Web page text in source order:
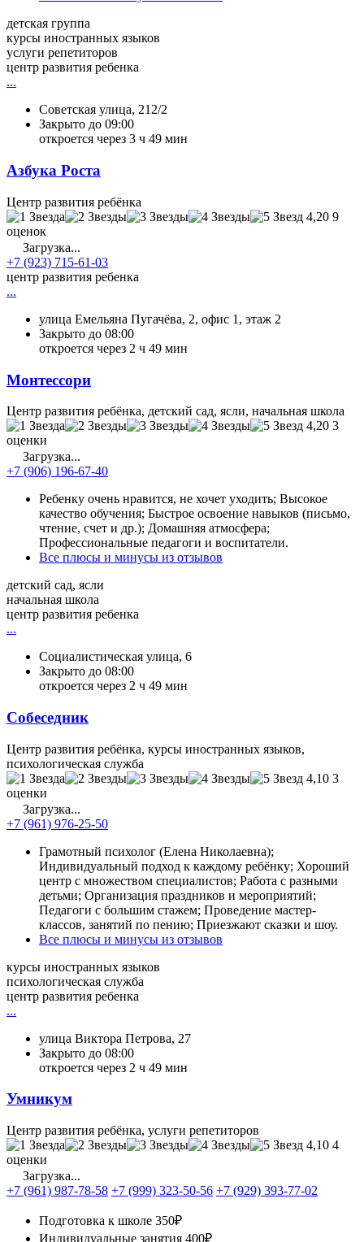
детская группа
курсы иностранных языков
услуги репетиторов
центр развития ребенка
...
Советская улица, 212/2
Закрыто до 09:00
откроется через 3 ч 49 мин
Азбука Роста
Центр развития ребёнка
4,20 9
оценок
Загрузка...
+7 (923) 715-61-03
центр развития ребенка
...
улица Емельяна Пугачёва, 2, офис 1, этаж 2
Закрыто до 08:00
откроется через 2 ч 49 мин
Монтессори
Центр развития ребёнка, детский сад, ясли, начальная школа
4,20 3
оценки
Загрузка...
+7 (906) 196-67-40
Ребенку очень нравится, не хочет уходить; Высокое
качество обучения; Быстрое освоение навыков (письмо,
чтение, счет и др.); Домашняя атмосфера;
Профессиональные педагоги и воспитатели.
Все плюсы и минусы из отзывов
детский сад, ясли
начальная школа
центр развития ребенка
...
Социалистическая улица, 6
Закрыто до 08:00
откроется через 2 ч 49 мин
Собеседник
Центр развития ребёнка, курсы иностранных языков,
психологическая служба
4,10 3
оценки
Загрузка...
+7 (961) 976-25-50
Грамотный психолог (Елена Николаевна);
Индивидуальный подход к каждому ребёнку; Хороший
центр с множеством специалистов; Работа с разными
детьми; Организация праздников и мероприятий;
Педагоги с большим стажем; Проведение мастер-
классов, занятий по пению; Приезжают сказки и шоу.
Все плюсы и минусы из отзывов
курсы иностранных языков
психологическая служба
центр развития ребенка
...
улица Виктора Петрова, 27
Закрыто до 08:00
откроется через 2 ч 49 мин
Умникум
Центр развития ребёнка, услуги репетиторов
4,10 4
оценки
Загрузка...
+7 (961) 987-78-58 +7 (999) 323-50-56 +7 (929) 393-77-02
Подготовка к школе 350₽
Индивидуальные занятия 400₽